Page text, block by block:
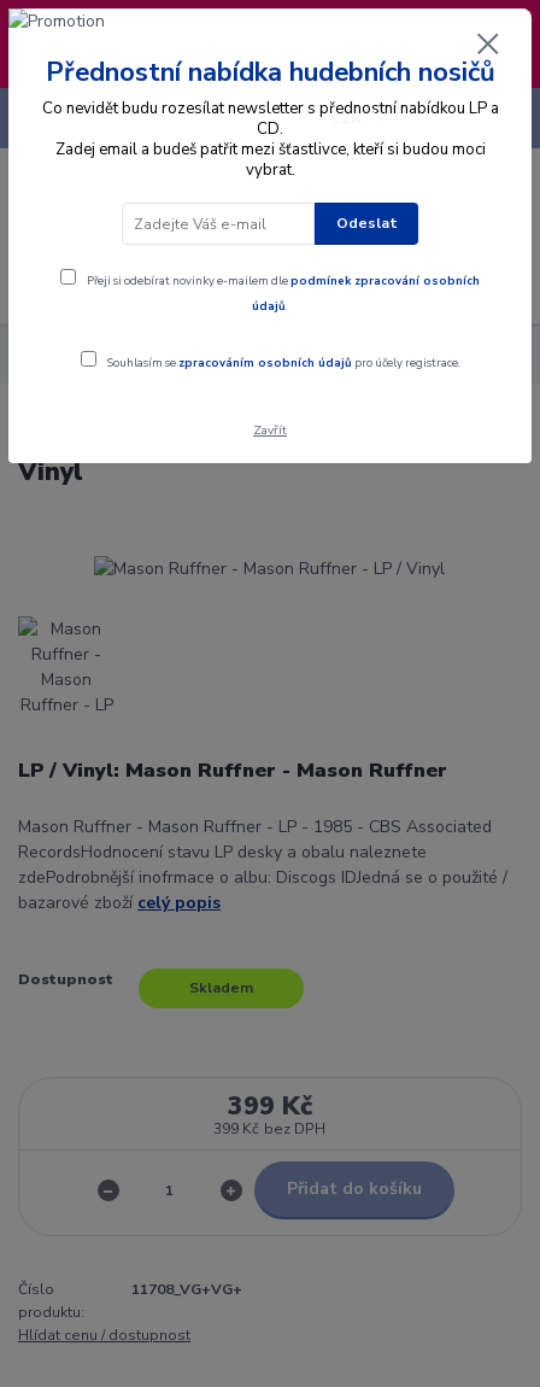
❣️ Od 4.8. do 13.8. čerpám dovolenou. Datum
expedice objednávek se posouvá na pátek
14.8.2026 🐋
Menu
CZK
+420 725 736 293
Alba Gramodesky Mason Ruffner - Mason Ruffner - LP / Vinyl
Mason Ruffner - Mason Ruffner - LP /
Vinyl
LP / Vinyl: Mason Ruffner - Mason Ruffner
Mason Ruffner - Mason Ruffner - LP - 1985 - CBS Associated
RecordsHodnocení stavu LP desky a obalu naleznete
zdePodrobnější inofrmace o albu: Discogs IDJedná se o použité /
bazarové zboží celý popis
Dostupnost Skladem
399 Kč
399 Kč bez DPH
Přidat do košíku
Číslo
produktu:
11708_VG+VG+
Hlídat cenu / dostupnost
Přednostní nabídka hudebních nosičů
Co nevidět budu rozesílat newsletter s přednostní nabídkou LP a
CD.
Zadej email a budeš patřit mezi šťastlivce, kteří si budou moci
vybrat.
Odeslat
Přeji si odebírat novinky e-mailem dlepodmínek zpracování osobních
údajů.
Souhlasím se zpracováním osobních údajů pro účely registrace.
Zavřít